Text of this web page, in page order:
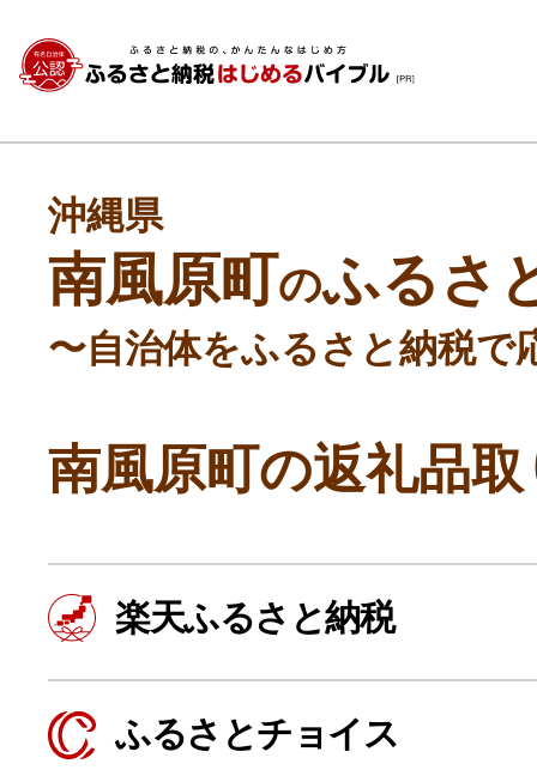
沖縄県
南風原町のふるさ
〜自治体をふるさと納税で
南風原町の返礼品
楽天ふるさと納税
ふるさとチョイス